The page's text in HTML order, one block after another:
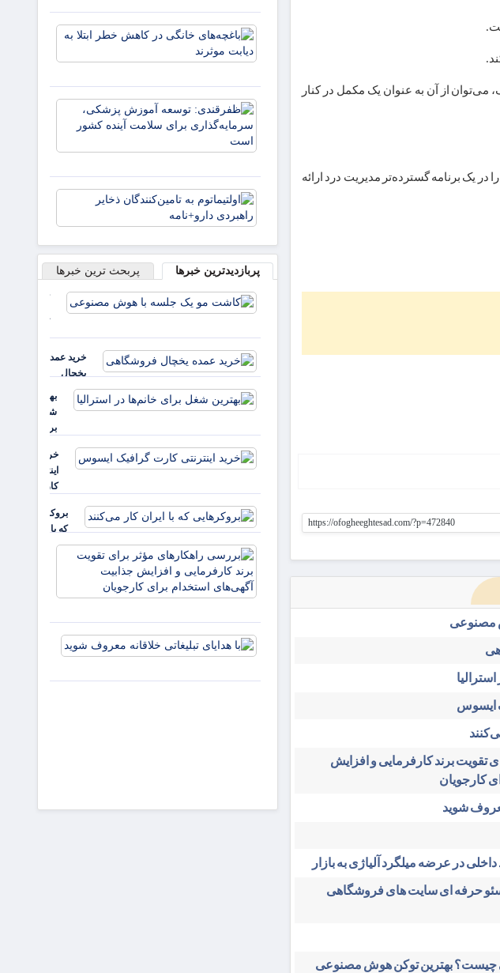
از آن به عنوان یک مکمل در کنار
در یک برنامه گسترده‌تر مدیریت درد ارائه
https://ofogheeghtesad.com/?p=472840
مصنوعی
ایسوس
تقویت برند کارفرمایی و افزایش
کارجویان
معروف شوید
در عرضه میلگرد آلیاژی به بازار
سئو حرفه ای سایت های فروشگاهی
چیست؟ بهترین توکن هوش مصنوعی
دارو+نامه
پربازدیدترین خبرها پربحث ترین خبرها
خرید عمده
یخچال
فروشگاهی
بهترین
شغل
برای
در
استرالیا
خرید
اینترنتی
کارت
ایسوس
بروکرهایی‌
که با ایران
کار می‌کنند